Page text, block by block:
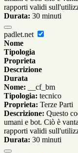
rapporti validi
Durata: 30 minuti
padlet.net
Nome
Tipologia
Proprieta
Descrizione
Durata
Nome: __cf_bm
Tipologia: tecnico
Proprieta: Terze Parti
Descrizione: Questo
umani e bot. Ciò è
rapporti validi
Durata: 30 minuti